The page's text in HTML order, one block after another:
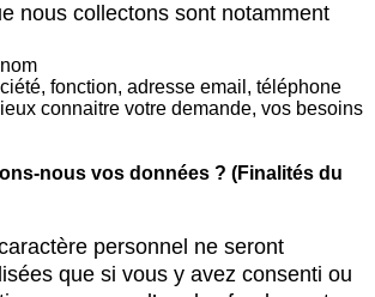
nous collectons sont notamment
fonction, adresse email, téléphone
connaitre votre demande, vos besoins
nous vos données ? (Finalités du
personnel ne seront
que si vous y avez consenti ou